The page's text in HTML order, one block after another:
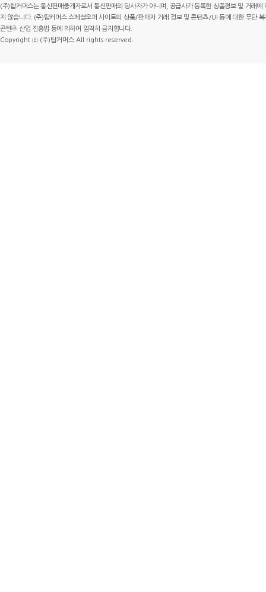
(주)탑커머스는 통신판매중개자로서 통신판매의 당사자가 아니며, 공급사가 등록한 상품정보 및 거래
지 않습니다. (주)탑커머스 스페셜오퍼 사이트의 상품/판매자 거래 정보 및 콘텐츠/UI 등에 대한 무단
콘텐츠 산업 진흥법 등에 의하여 엄격히 금지합니다.
Copyright ⓒ (주)탑커머스 All rights reserved.